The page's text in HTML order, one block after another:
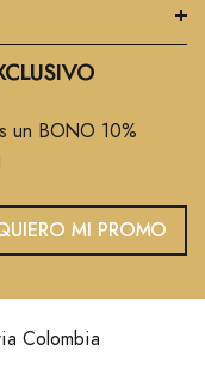
un BONO 10%
MI PROMO
Colombia